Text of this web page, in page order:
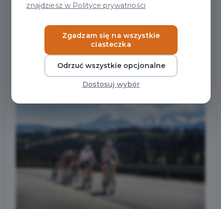
W DNIU 14 CZERWCA
2026 (NIEDZIELA)
WYSTĄPIĄ UTRUDNIENIA
W RUCHU DROGOWYM.
znajdziesz w Polityce prywatności
Zgadzam się na wszystkie
ciasteczka
Odrzuć wszystkie opcjonalne
Dostosuj wybór